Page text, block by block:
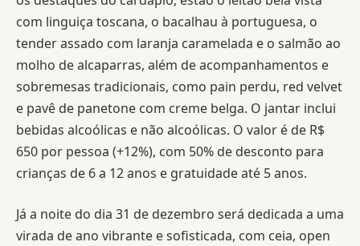
com linguiça toscana, o bacalhau à portuguesa, o
tender assado com laranja caramelada e o salmão ao
molho de alcaparras, além de acompanhamentos e
sobremesas tradicionais, como pain perdu, red velvet
e pavê de panetone com creme belga. O jantar inclui
bebidas alcoólicas e não alcoólicas. O valor é de R$
650 por pessoa (+12%), com 50% de desconto para
crianças de 6 a 12 anos e gratuidade até 5 anos.
Já a noite do dia 31 de dezembro será dedicada a uma
virada de ano vibrante e sofisticada, com ceia, open